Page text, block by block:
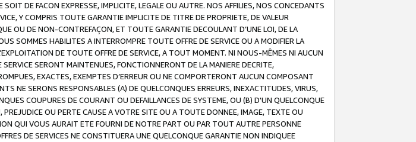
DE FACON EXPRESSE, IMPLICITE, LEGALE OU AUTRE. NOS AFFILIES, NOS CONCEDANTS
Y COMPRIS TOUTE GARANTIE IMPLICITE DE TITRE DE PROPRIETE, DE VALEUR
OU DE NON-CONTREFAÇON, ET TOUTE GARANTIE DECOULANT D’UNE LOI, DE LA
SOMMES HABILITES A INTERROMPRE TOUTE OFFRE DE SERVICE OU A MODIFIER LA
DE TOUTE OFFRE DE SERVICE, A TOUT MOMENT. NI NOUS-MÊMES NI AUCUN
SERONT MAINTENUES, FONCTIONNERONT DE LA MANIERE DECRITE,
EXACTES, EXEMPTES D’ERREUR OU NE COMPORTERONT AUCUN COMPOSANT
NE SERONS RESPONSABLES (A) DE QUELCONQUES ERREURS, INEXACTITUDES, VIRUS,
COUPURES DE COURANT OU DEFAILLANCES DE SYSTEME, OU (B) D'UN QUELCONQUE
OU PERTE CAUSE A VOTRE SITE OU A TOUTE DONNEE, IMAGE, TEXTE OU
QUI VOUS AURAIT ETE FOURNI DE NOTRE PART OU PAR TOUT AUTRE PERSONNE
DE SERVICES NE CONSTITUERA UNE QUELCONQUE GARANTIE NON INDIQUEE